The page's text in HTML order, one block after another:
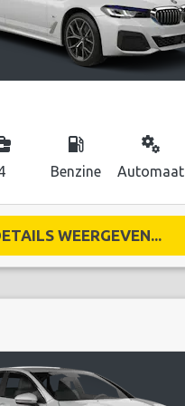
local_gas_station
Benzine
miscellaneous_services
Automaat
WEERGEVEN...